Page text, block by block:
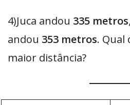
4)Juca andou 335 metros
andou 353 metros. Qual
maior distância?